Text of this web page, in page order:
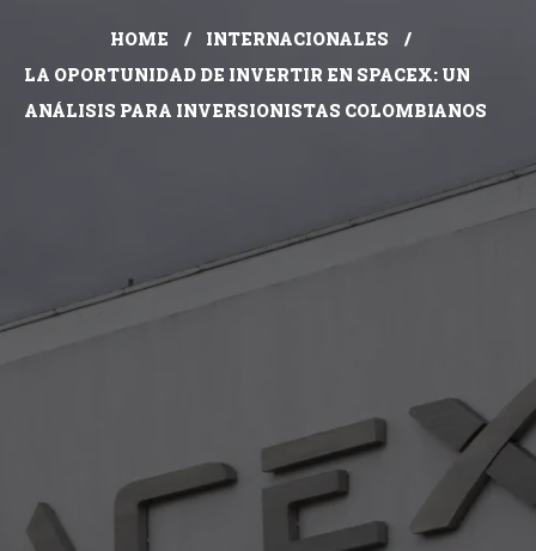
HOME
INTERNACIONALES
LA OPORTUNIDAD DE INVERTIR EN SPACEX: UN
ANÁLISIS PARA INVERSIONISTAS COLOMBIANOS